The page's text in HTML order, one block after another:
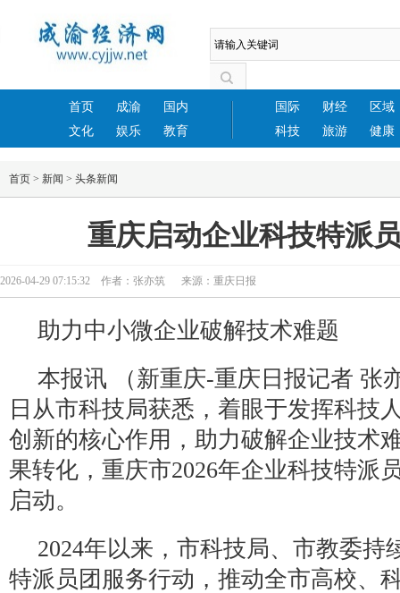
首页 成渝
国内
文化
娱乐 教育
国际 财经
区域
科技
旅游 健康
首页 > 新闻 > 头条新闻
重庆启动企业科技特派
2026-04-29 07:15:32 作者：张亦筑 来源：重庆日报
助力中小微企业破解技术难题
本报讯 （新重庆-重庆日报记者 张
日从市科技局获悉，着眼于发挥科技
创新的核心作用，助力破解企业技术
果转化，重庆市2026年企业科技特派
启动。
2024年以来，市科技局、市教委持
特派员团服务行动，推动全市高校、